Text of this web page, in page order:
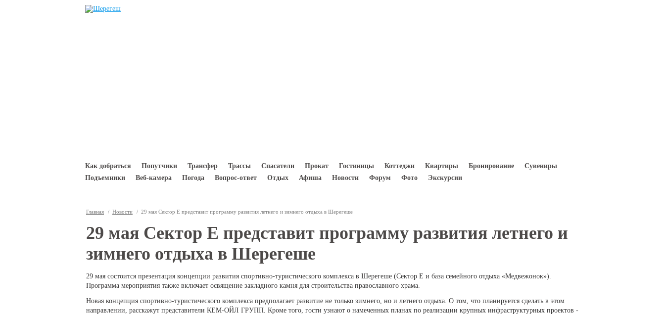
Перейти к основному содержанию
Как добраться Попутчики Трансфер Трассы Спасатели Прокат Гостиницы Коттеджи Квартиры Бронирование
Сувениры
Подъемники
Веб-камера Погода Вопрос-ответ Отдых Афиша Новости Форум Фото Экскурсии
Главная / Новости / 29 мая Сектор Е представит программу развития летнего и зимнего отдыха в Шерегеше
29 мая Сектор Е представит программу развития летнего и
зимнего отдыха в Шерегеше
29 мая состоится презентация концепции развития спортивно-туристического комплекса в Шерегеше (Сектор Е и база семейного отдыха «Медвежонок»).
Программа мероприятия также включает освящение закладного камня для строительства православного храма.
Новая концепция спортивно-туристического комплекса предполагает развитие не только зимнего, но и летнего отдыха. О том, что планируется сделать в этом
направлении, расскажут представители КЕМ-ОЙЛ ГРУПП. Кроме того, гости узнают о намеченных планах по реализации крупных инфраструктурных проектов -